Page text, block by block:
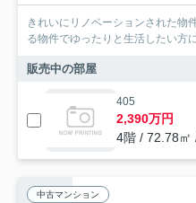
きれいにリノベーションされた物
る物件でゆったりと生活したい方
販売中の部屋
405
2,390万円
4階 / 72.78㎡
中古マンション